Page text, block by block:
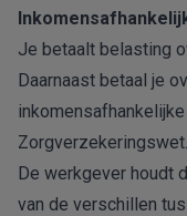
Je betaalt belasting
Daarnaast betaal je
De werkgever houdt
van de verschillen